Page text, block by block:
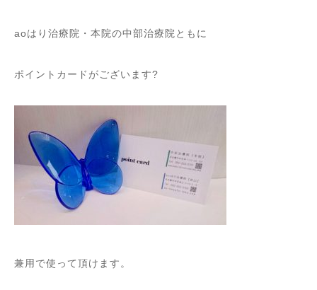
aoはり治療院・本院の中部治療院ともに
ポイントカードがございます?
兼用で使って頂けます。